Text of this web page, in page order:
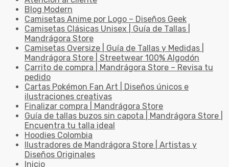
Blog Modern
Camisetas Anime por Logo – Diseños Geek
Camisetas Clásicas Unisex | Guía de Tallas |
Mandrágora Store
Camisetas Oversize | Guía de Tallas y Medidas |
Mandrágora Store | Streetwear 100% Algodón
Carrito de compra | Mandrágora Store – Revisa tu
pedido
Cartas Pokémon Fan Art | Diseños únicos e
ilustraciones creativas
Finalizar compra | Mandrágora Store
Guía de tallas buzos sin capota | Mandrágora Store |
Encuentra tu talla ideal
Hoodies Colombia
Ilustradores de Mandrágora Store | Artistas y
Diseños Originales
Inicio